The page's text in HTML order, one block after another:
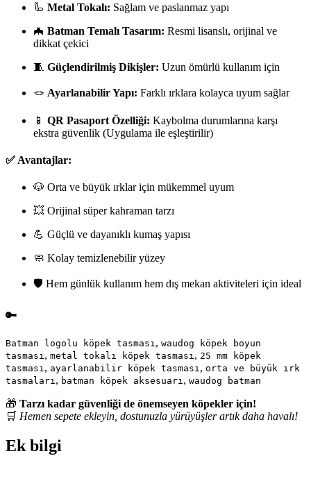
🦾 Metal Tokalı: Sağlam ve paslanmaz yapı
🦇 Batman Temalı Tasarım: Resmi lisanslı, orijinal ve
dikkat çekici
🧵 Güçlendirilmiş Dikişler: Uzun ömürlü kullanım için
🪢 Ayarlanabilir Yapı: Farklı ırklara kolayca uyum sağlar
📱 QR Pasaport Özelliği: Kaybolma durumlarına karşı
ekstra güvenlik (Uygulama ile eşleştirilir)
✅ Avantajlar:
🐶 Orta ve büyük ırklar için mükemmel uyum
💥 Orijinal süper kahraman tarzı
💪 Güçlü ve dayanıklı kumaş yapısı
🧼 Kolay temizlenebilir yüzey
🛡️ Hem günlük kullanım hem dış mekan aktiviteleri için ideal
🔑
Batman logolu köpek tasması , waudog köpek boyun
tasması , metal tokalı köpek tasması , 25 mm köpek
tasması , ayarlanabilir köpek tasması , orta ve büyük ırk
tasmaları , batman köpek aksesuarı , waudog batman
🎁 Tarzı kadar güvenliği de önemseyen köpekler için!
🛒 Hemen sepete ekleyin, dostunuzla yürüyüşler artık daha havalı!
Ek bilgi